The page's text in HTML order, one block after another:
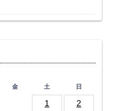
金 土 日
1
2